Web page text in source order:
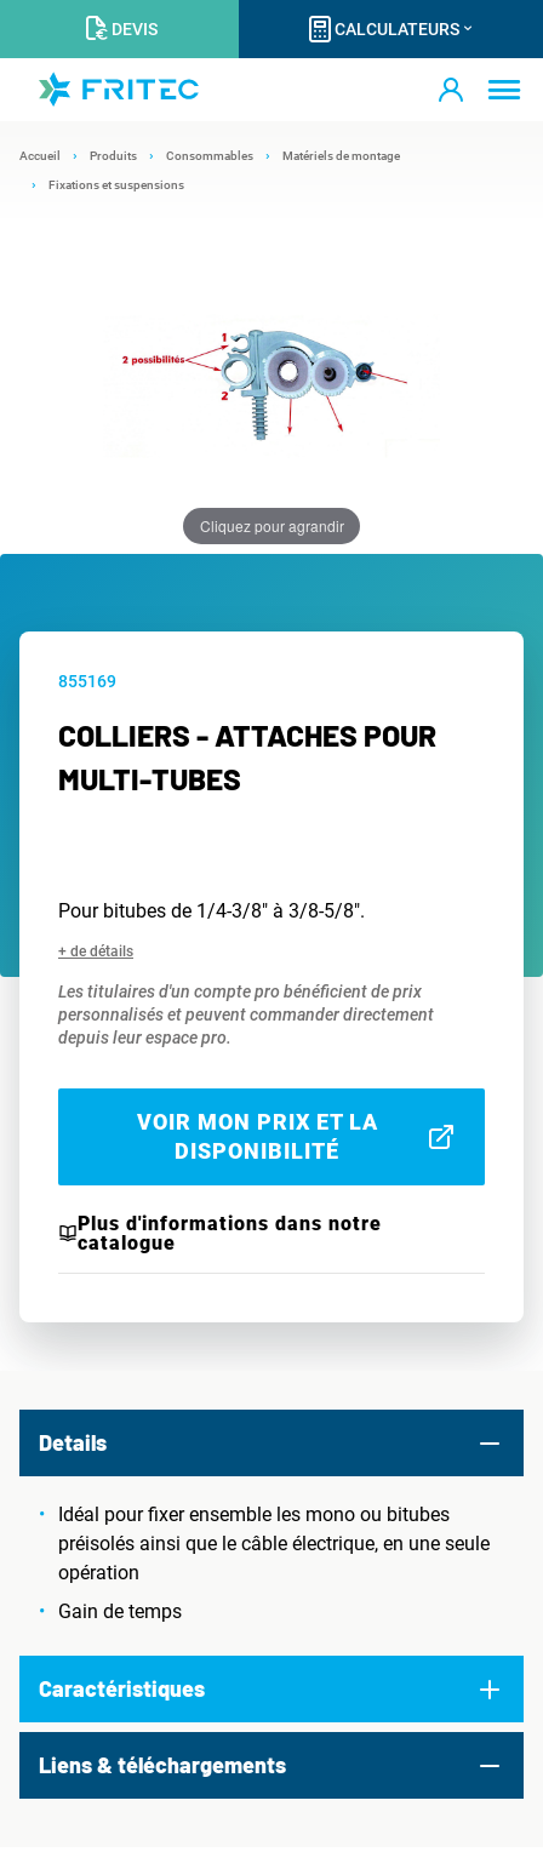
DEVIS CALCULATEURS
Accueil Produits Consommables Matériels de montage
Fixations et suspensions
Cliquez pour agrandir
855169
COLLIERS - ATTACHES POUR
MULTI-TUBES
Pour bitubes de 1/4-3/8" à 3/8-5/8".
+ de détails
Les titulaires d'un compte pro bénéficient de prix
personnalisés et peuvent commander directement
depuis leur espace pro.
VOIR MON PRIX ET LA
DISPONIBILITÉ
Plus d'informations dans notre
catalogue
Details
Idéal pour fixer ensemble les mono ou bitubes
préisolés ainsi que le câble électrique, en une seule
opération
Gain de temps
Caractéristiques
Liens & téléchargements